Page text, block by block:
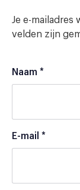
Je e-
velden zijn
Naam *
E-mail *